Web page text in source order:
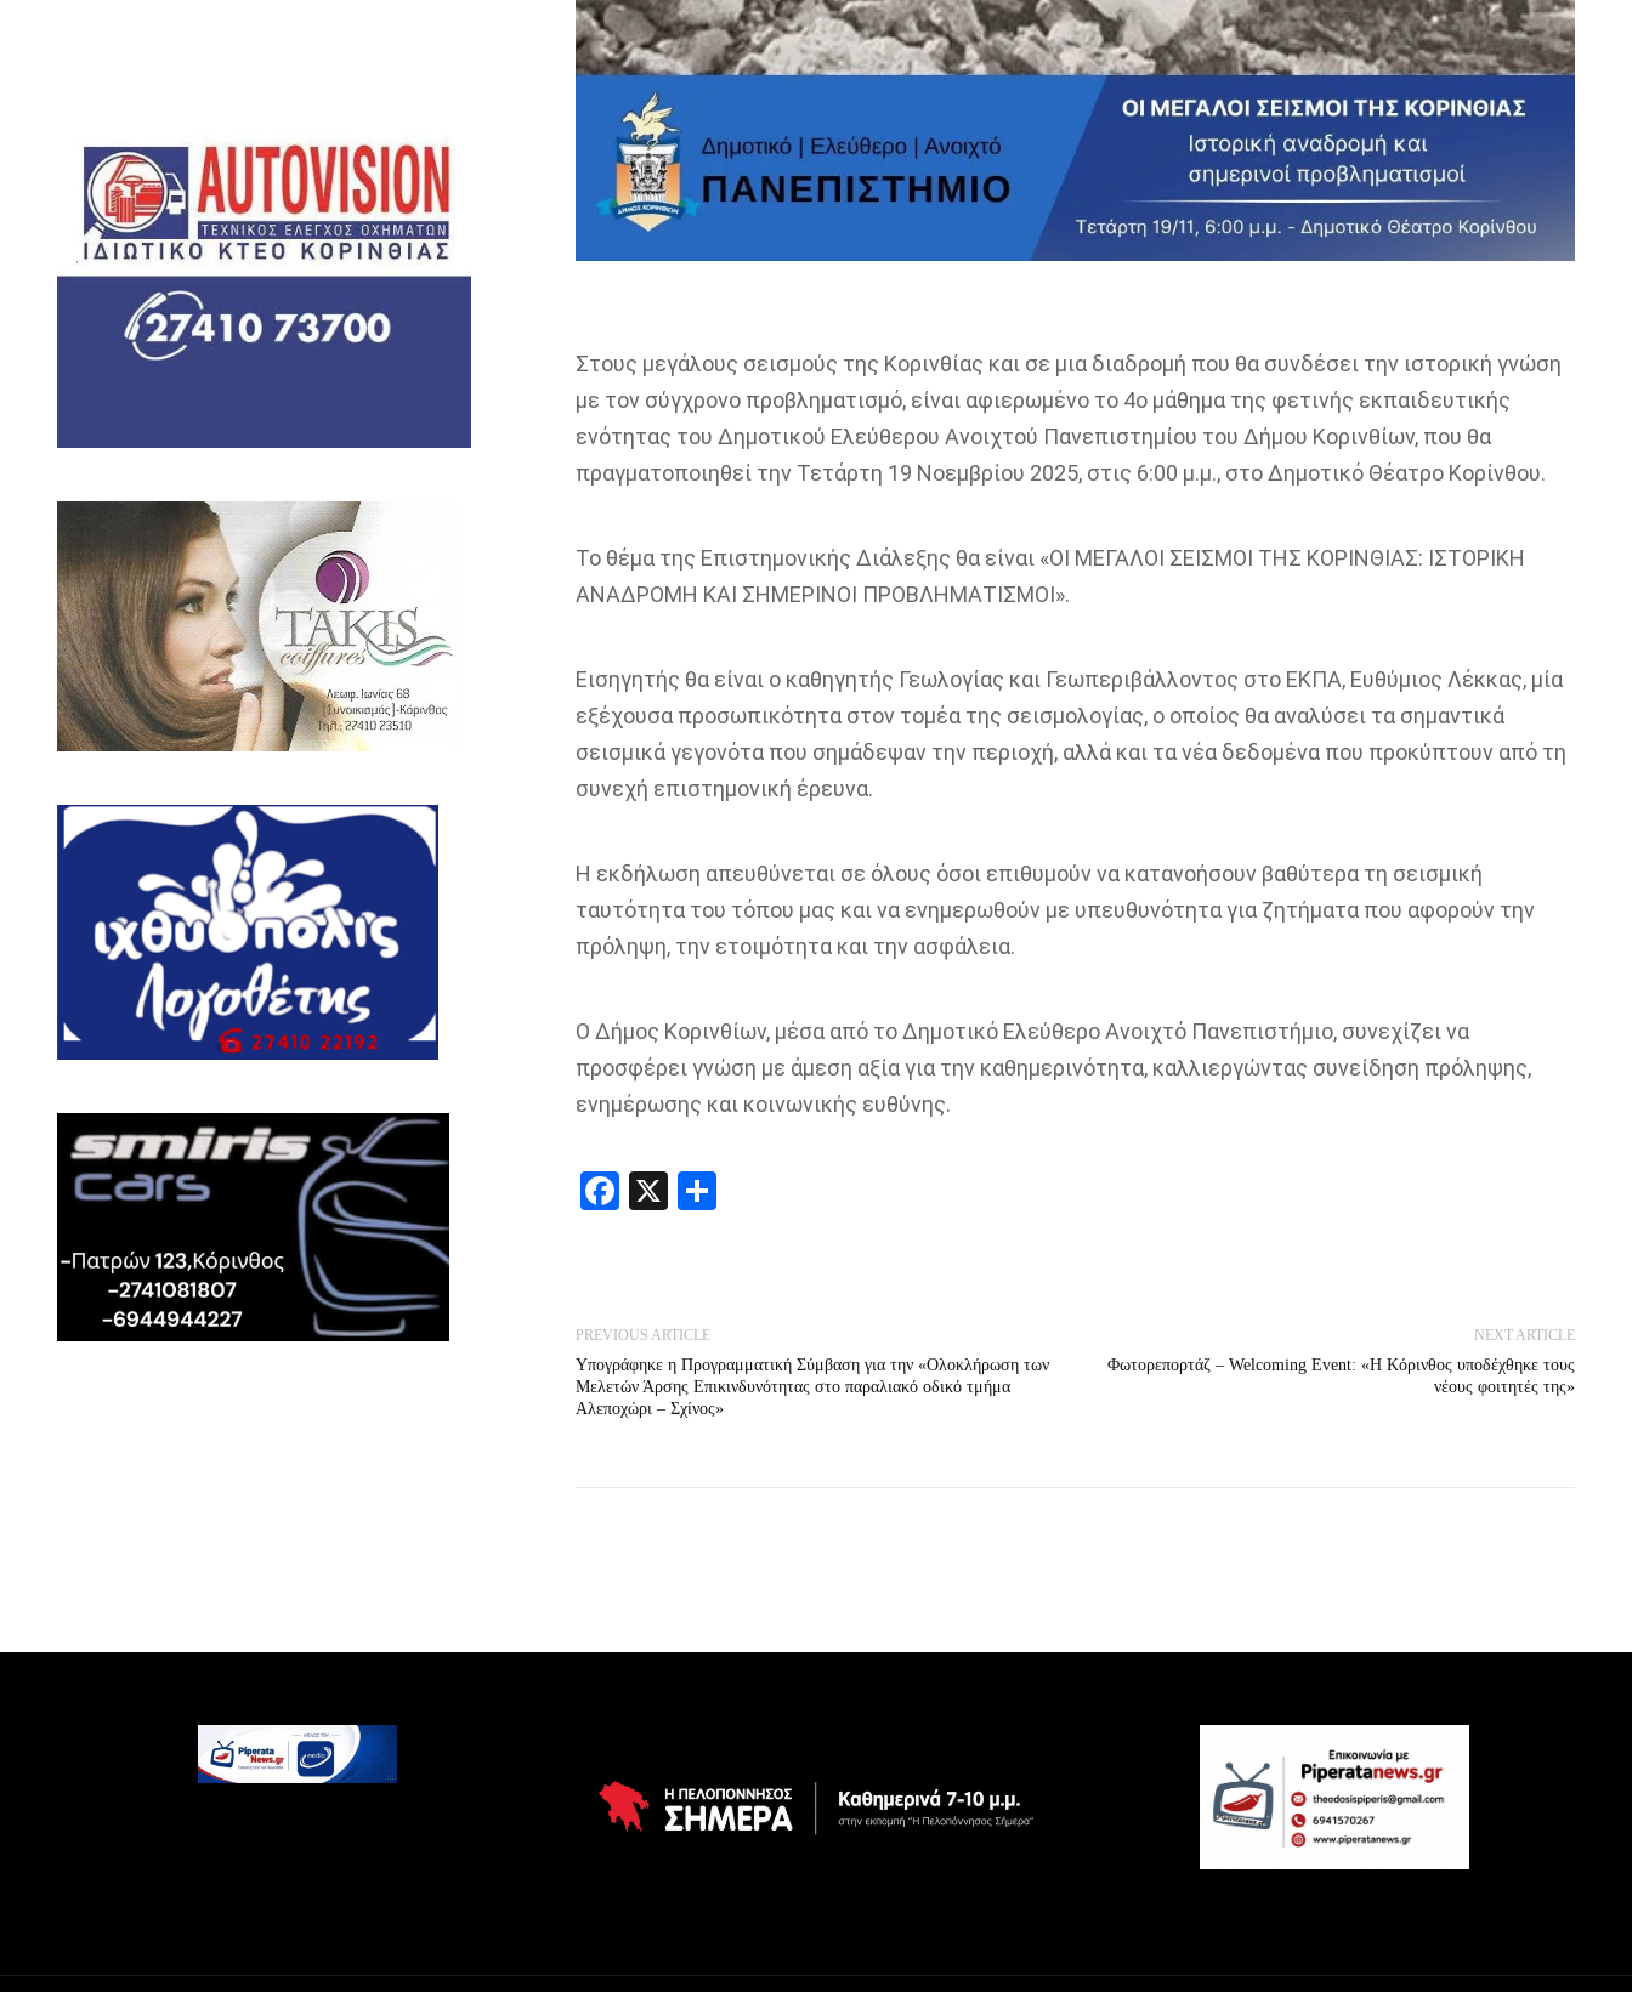
Στους μεγάλους σεισμούς της Κορινθίας καισε μια διαδρομή που θα συνδέσει την ιστορική γνώση
με τον σύγχρονο προβληματισμό, είναι αφιερωμένο το 4ο μάθημα της φετινής εκπαιδευτικής
ενότητας του Δημοτικού Ελεύθερου Ανοιχτού Πανεπιστημίου του Δήμου Κορινθίων, που θα
πραγματοποιηθεί την Τετάρτη 19 Νοεμβρίου 2025, στις 6:00 μ.μ., στο Δημοτικό Θέατρο Κορίνθου.
Το θέμα της Επιστημονικής Διάλεξης θα είναι «ΟΙ ΜΕΓΑΛΟΙ ΣΕΙΣΜΟΙ ΤΗΣ ΚΟΡΙΝΘΙΑΣ: ΙΣΤΟΡΙΚΗ
ΑΝΑΔΡΟΜΗ ΚΑΙ ΣΗΜΕΡΙΝΟΙ ΠΡΟΒΛΗΜΑΤΙΣΜΟΙ».
Εισηγητής θα είναι ο καθηγητής Γεωλογίας και Γεωπεριβάλλοντος στο ΕΚΠΑ, Ευθύμιος Λέκκας, μία
εξέχουσα προσωπικότητα στον τομέα της σεισμολογίας, ο οποίος θα αναλύσει τα σημαντικά
σεισμικά γεγονότα που σημάδεψαν την περιοχή, αλλά και τα νέα δεδομένα που προκύπτουν από τη
συνεχή επιστημονική έρευνα.
Η εκδήλωση απευθύνεται σε όλους όσοι επιθυμούν να κατανοήσουν βαθύτερα τη σεισμική
ταυτότητα του τόπου μας και να ενημερωθούν με υπευθυνότητα για ζητήματα που αφορούν την
πρόληψη, την ετοιμότητα και την ασφάλεια.
Ο Δήμος Κορινθίων, μέσα από το Δημοτικό Ελεύθερο Ανοιχτό Πανεπιστήμιο, συνεχίζει να
προσφέρει γνώση με άμεση αξία για την καθημερινότητα, καλλιεργώντας συνείδηση πρόληψης,
ενημέρωσης και κοινωνικής ευθύνης.
Facebook
X
PREVIOUS ARTICLE
Υπογράφηκε η Προγραμματική Σύμβαση για την «Ολοκλήρωση των
Μελετών Άρσης Επικινδυνότητας στο παραλιακό οδικό τμήμα
Αλεποχώρι – Σχίνος»
NEXT ARTICLE
Φωτορεπορτάζ – Welcoming Event: «Η Κόρινθος υποδέχθηκε τους
νέους φοιτητές της»